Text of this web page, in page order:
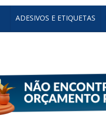
ADESIVOS E ETIQUETAS